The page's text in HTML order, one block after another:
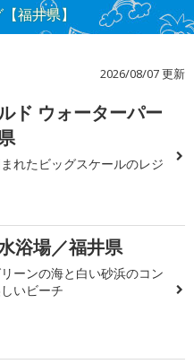
福井県】
2026/08/07 更新
ド ウォーターパー
れたビッグスケールのレジ
浴場／福井県
ーンの海と白い砂浜のコン
いビーチ